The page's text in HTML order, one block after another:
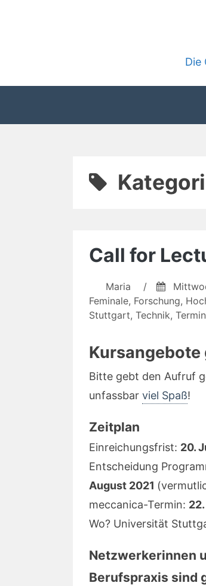
Die
Call for
Maria /
Feminale, Forschung,
Stuttgart, Technik, Termin
Bitte gebt den Aufruf
unfassbar viel Spaß!
Zeitplan
Einreichungsfrist: 20.
Entscheidung
August 2021
meccanica-Termin:
Wo? Universität
Netzwerkerinnen
Berufspraxis sind